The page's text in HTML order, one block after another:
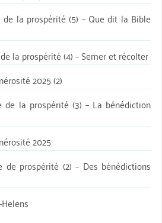
la prospérité (5) – Que dit la Bible
la prospérité (4) – Semer et récolter
2025 (2)
de la prospérité (3) – La bénédiction
2025
prospérité (2) – Des bénédictions